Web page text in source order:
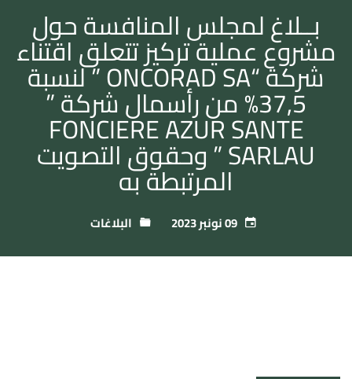
بــلاغ لمجلس المنافسة حول
مشروع عملية تركيز تتعلق اقتناء
شركة “ONCORAD SA ” لنسبة
37,5% من رأسمال شركة ”
FONCIERE AZUR SANTE
SARLAU ” وحقوق التصويت
المرتبطة به
البلاغات